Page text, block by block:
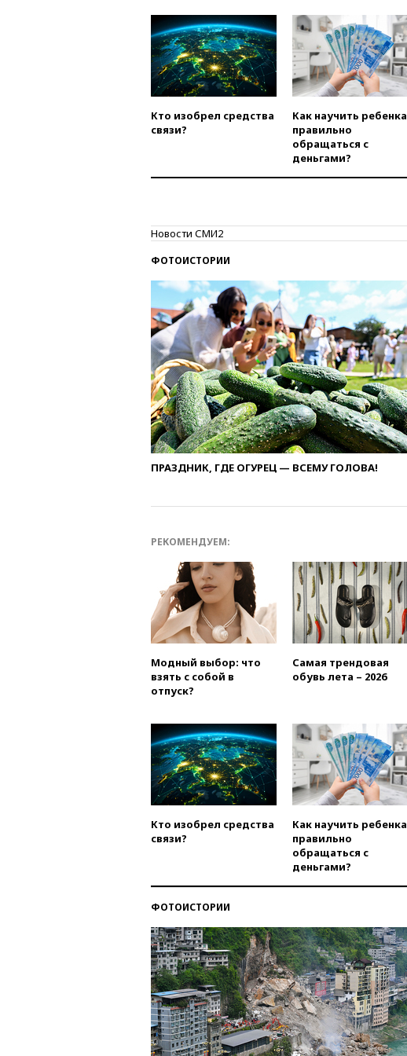
Кто изобрел средства
связи?
Как научить ребенка
правильно
обращаться с
деньгами?
Новости СМИ2
ФОТОИСТОРИИ
ПРАЗДНИК, ГДЕ ОГУРЕЦ — ВСЕМУ ГОЛОВА!
РЕКОМЕНДУЕМ:
Модный выбор: что
взять с собой в
отпуск?
Самая трендовая
обувь лета – 2026
Кто изобрел средства
связи?
Как научить ребенка
правильно
обращаться с
деньгами?
ФОТОИСТОРИИ